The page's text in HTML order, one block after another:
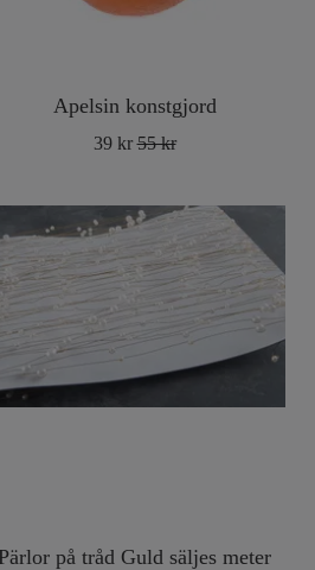
Apelsin konstgjord
39 kr55 kr
på tråd Guld säljes meter